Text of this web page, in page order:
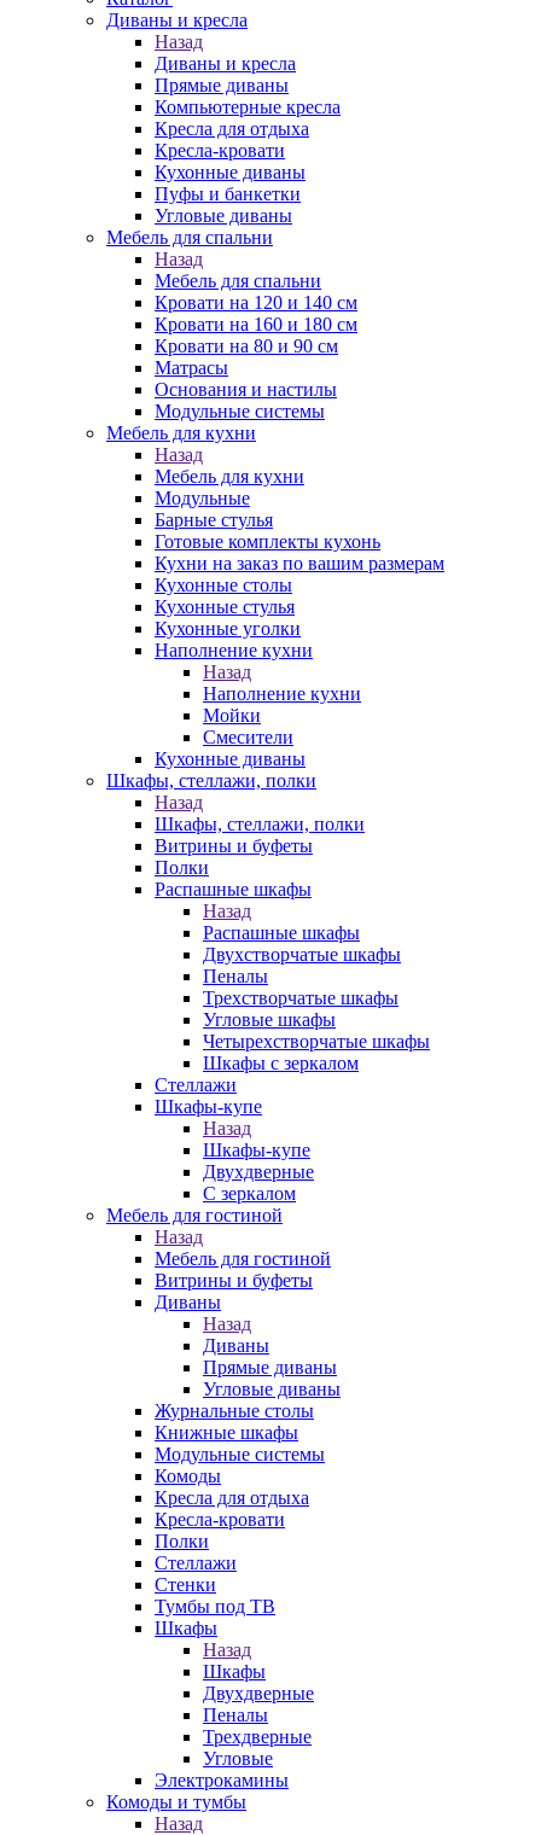
Диваны и кресла
Назад
Диваны и кресла
Прямые диваны
Компьютерные кресла
Кресла для отдыха
Кресла-кровати
Кухонные диваны
Пуфы и банкетки
Угловые диваны
Мебель для спальни
Назад
Мебель для спальни
Кровати на 120 и 140 см
Кровати на 160 и 180 см
Кровати на 80 и 90 см
Матрасы
Основания и настилы
Модульные системы
Мебель для кухни
Назад
Мебель для кухни
Модульные
Барные стулья
Готовые комплекты кухонь
Кухни на заказ по вашим размерам
Кухонные столы
Кухонные стулья
Кухонные уголки
Наполнение кухни
Назад
Наполнение кухни
Мойки
Смесители
Кухонные диваны
Шкафы, стеллажи, полки
Назад
Шкафы, стеллажи, полки
Витрины и буфеты
Полки
Распашные шкафы
Назад
Распашные шкафы
Двухстворчатые шкафы
Пеналы
Трехстворчатые шкафы
Угловые шкафы
Четырехстворчатые шкафы
Шкафы с зеркалом
Стеллажи
Шкафы-купе
Назад
Шкафы-купе
Двухдверные
С зеркалом
Мебель для гостиной
Назад
Мебель для гостиной
Витрины и буфеты
Диваны
Назад
Диваны
Прямые диваны
Угловые диваны
Журнальные столы
Книжные шкафы
Модульные системы
Комоды
Кресла для отдыха
Кресла-кровати
Полки
Стеллажи
Стенки
Тумбы под ТВ
Шкафы
Назад
Шкафы
Двухдверные
Пеналы
Трехдверные
Угловые
Электрокамины
Комоды и тумбы
Назад